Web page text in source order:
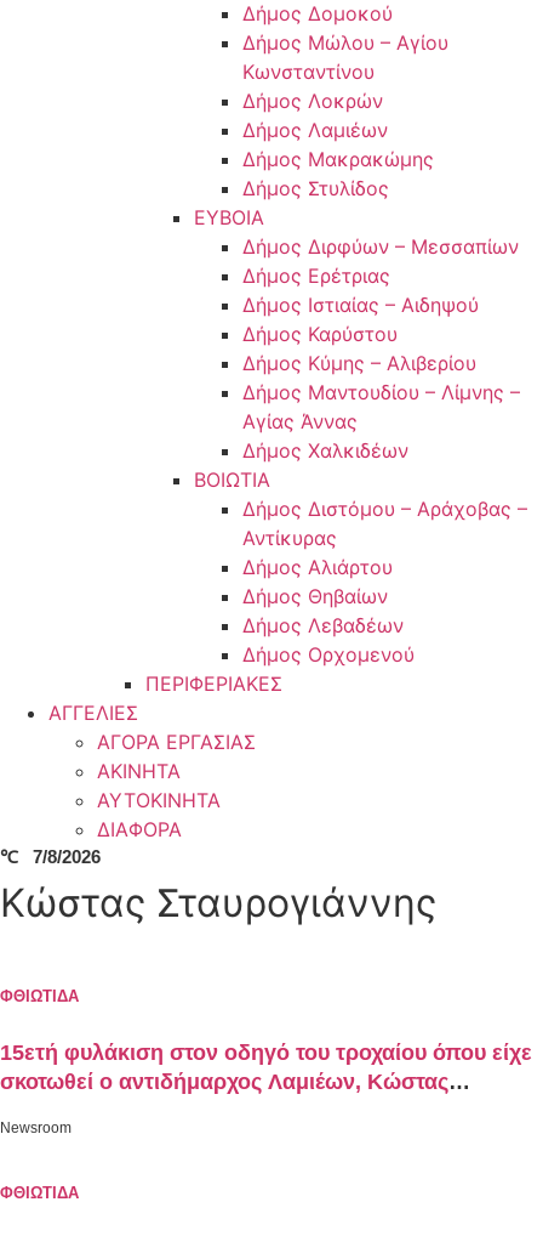
Δήμος Δομοκού
Δήμος Μώλου – Αγίου
Κωνσταντίνου
Δήμος Λοκρών
Δήμος Λαμιέων
Δήμος Μακρακώμης
Δήμος Στυλίδος
ΕΥΒΟΙΑ
Δήμος Διρφύων – Μεσσαπίων
Δήμος Ερέτριας
Δήμος Ιστιαίας – Αιδηψού
Δήμος Καρύστου
Δήμος Κύμης – Αλιβερίου
Δήμος Μαντουδίου – Λίμνης –
Αγίας Άννας
Δήμος Χαλκιδέων
ΒΟΙΩΤΙΑ
Δήμος Διστόμου – Αράχοβας –
Αντίκυρας
Δήμος Αλιάρτου
Δήμος Θηβαίων
Δήμος Λεβαδέων
Δήμος Ορχομενού
ΠΕΡΙΦΕΡΙΑΚΕΣ
ΑΓΓΕΛΙΕΣ
ΑΓΟΡΑ ΕΡΓΑΣΙΑΣ
ΑΚΙΝΗΤΑ
ΑΥΤΟΚΙΝΗΤΑ
ΔΙΑΦΟΡΑ
℃ 7/8/2026
Κώστας Σταυρογιάννης
ΦΘΙΩΤΙΔΑ
15ετή φυλάκιση στον οδηγό του τροχαίου όπου είχε
σκοτωθεί ο αντιδήμαρχος Λαμιέων, Κώστας
Newsroom
ΦΘΙΩΤΙΔΑ